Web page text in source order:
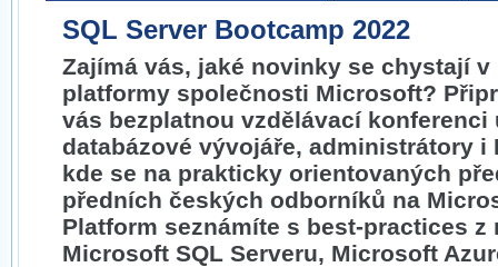
SQL Server Bootcamp 2022
Zajímá vás, jaké novinky se chystají v
platformy společnosti Microsoft?
vás bezplatnou vzdělávací konferenci
databázové vývojáře, administrátory i
kde se na prakticky orientovaných
předních českých odborníků na
Platform seznámíte s best-practices
Microsoft SQL Serveru, Microsoft